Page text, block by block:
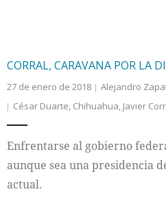
CORRAL, CARAVANA POR LA
27 de enero de 2018 Alejandro
César Duarte, Chihuahua, Javier
Enfrentarse al gobierno
aunque sea una presidencia
actual.